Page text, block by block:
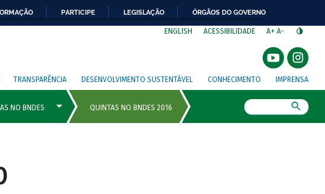
PARTICIPE LEGISLAÇÃO ÓRGÃOS DO GOVERNO
ENGLISH ACESSIBILIDADE A+ A-
TRANSPARÊNCIA DESENVOLVIMENTO SUSTENTÁVEL CONHECIMENTO IMPRENSA